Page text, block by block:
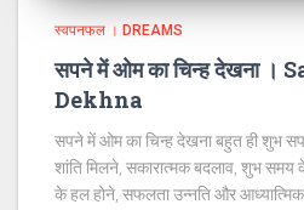
स्वपनफल । DREAMS
सपने में ओम का चिन्ह देखना ।
Dekhna
सपने में ओम का चिन्ह देखना बहुत ही शुभ
शांति मिलने, सकारात्मक बदलाव, शुभ समय
के हल होने, सफलता उन्नति और